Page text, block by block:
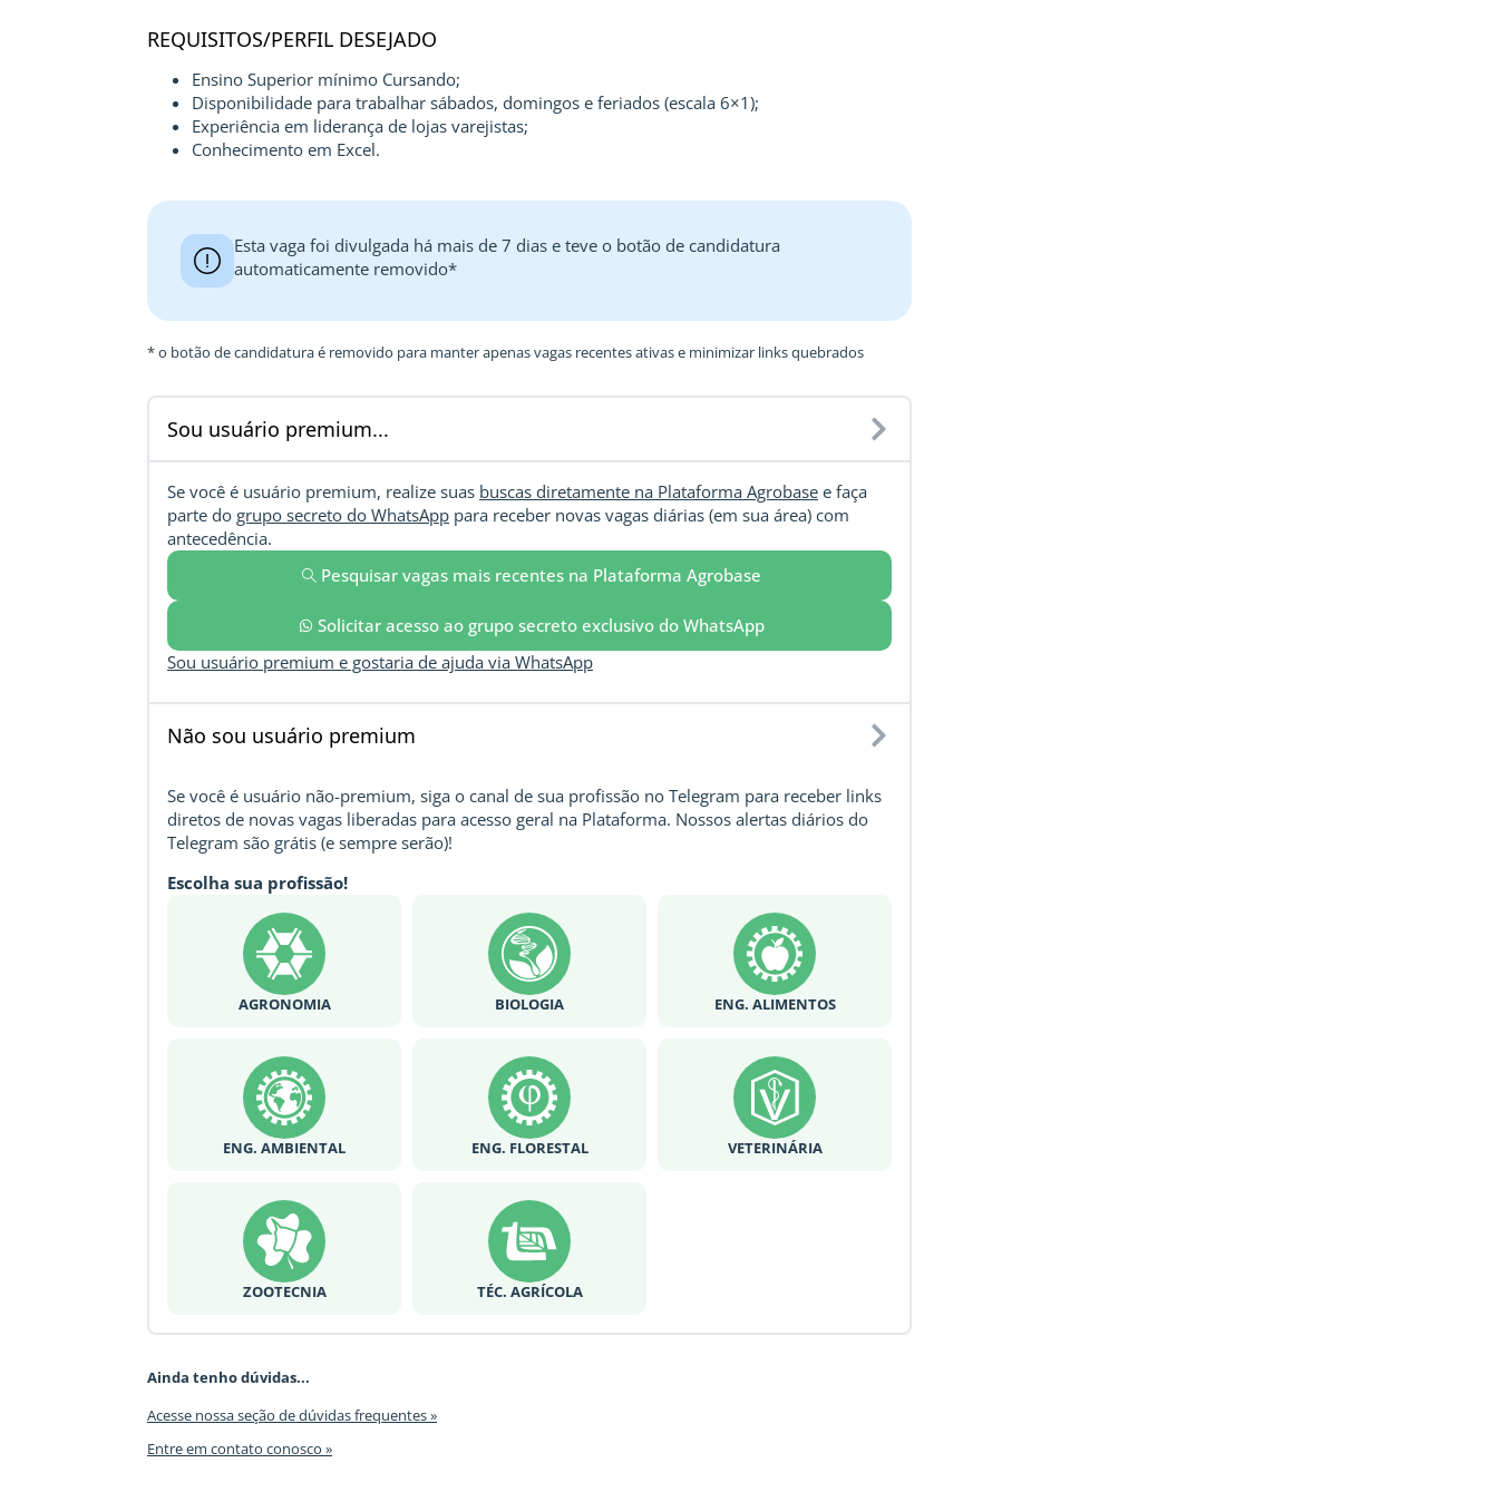
REQUISITOS/PERFIL DESEJADO
Ensino Superior mínimo Cursando;
Disponibilidade para trabalhar sábados, domingos e feriados (escala 6×1);
Experiência em liderança de lojas varejistas;
Conhecimento em Excel.
Esta vaga foi divulgada há mais de 7 dias e teve o botão de candidatura
automaticamente removido*
* o botão de candidatura é removido para manter apenas vagas recentes ativas e minimizar links quebrados
Sou usuário premium...
Se você é usuário premium, realize suas buscas diretamente na Plataforma Agrobase e faça
parte do grupo secreto do WhatsApp para receber novas vagas diárias (em sua área) com
antecedência.
Pesquisar vagas mais recentes na Plataforma Agrobase
Solicitar acesso ao grupo secreto exclusivo do WhatsApp
Sou usuário premium e gostaria de ajuda via WhatsApp
Não sou usuário premium
Se você é usuário não-premium, siga o canal de sua profissão no Telegram para receber links
diretos de novas vagas liberadas para acesso geral na Plataforma. Nossos alertas diários do
Telegram são grátis (e sempre serão)!
Escolha sua profissão!
AGRONOMIA BIOLOGIA ENG. ALIMENTOS
ENG. AMBIENTAL ENG. FLORESTAL VETERINÁRIA
ZOOTECNIA TÉC. AGRÍCOLA
Ainda tenho dúvidas...
Acesse nossa seção de dúvidas frequentes »
Entre em contato conosco »